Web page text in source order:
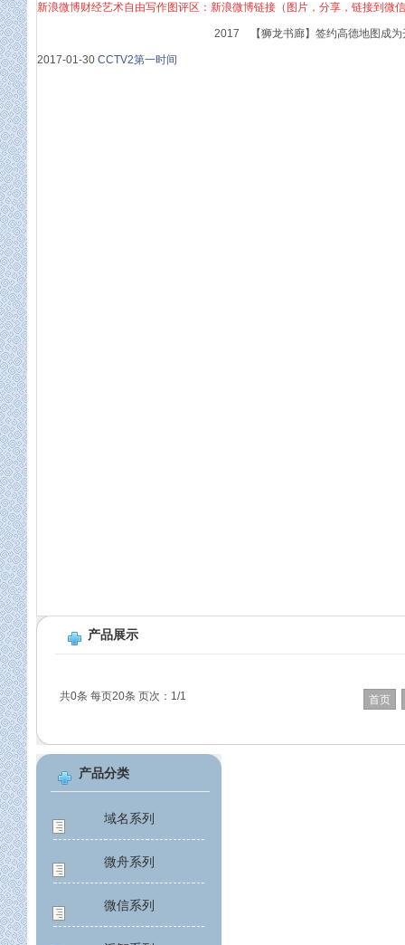
产品展示
共0条 每页20条 页次：1/1 首页
产品分类
域名系列
微舟系列
微信系列
新浪微博财经艺术自由写作图评区：新浪微博链接（图片，分享，链接到微
2017 【狮龙书廊】签约高德地图成为
2017-01-30 CCTV2第一时间